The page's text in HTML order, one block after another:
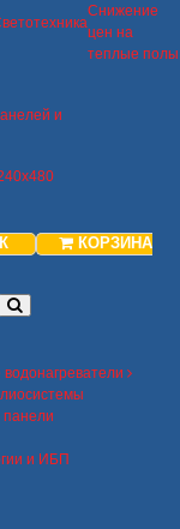
Снижение
цен на
теплые полы
и
КОРЗИНА
и ИБП